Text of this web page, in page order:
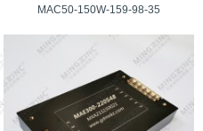
MAC50-150W-159-98-35